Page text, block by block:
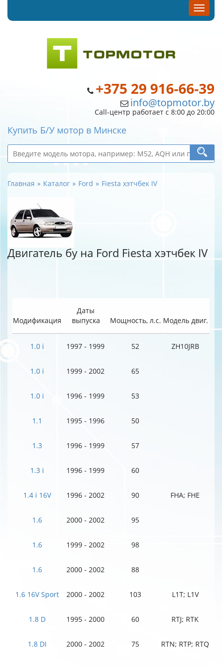
+375 29 916-66-39
info@topmotor.by
Call-центр работает с 8:00 до 20:00
Купить Б/У мотор в Минске
Главная Каталог Ford Fiesta хэтчбек IV
Двигатель бу на Ford Fiesta хэтчбек IV
Модификация
Даты
выпуска
Мощность, л.с. Модель двиг.
1.0 i 1997 - 1999 52 ZH10JRB
1.0 i 1999 - 2002 65
1.0 i 1996 - 1999 53
1.1 1995 - 1996 50
1.3 1996 - 1999 57
1.3 i 1996 - 1999 60
1.4 i 16V 1996 - 2002 90 FHA; FHE
1.6 2000 - 2002 95
1.6 1999 - 2002 98
1.6 2000 - 2002 88
1.6 16V Sport 2000 - 2002 103 L1T; L1V
1.8 D 1995 - 2000 60 RTJ; RTK
1.8 DI 2000 - 2002 75 RTN; RTP; RTQ